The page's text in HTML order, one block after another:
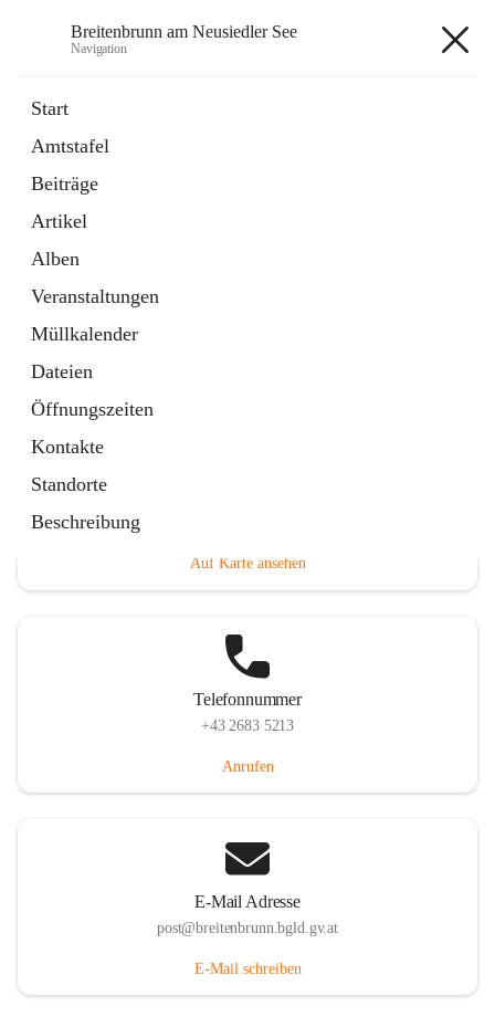
Breitenbrunn am Neusiedler See
Navigation
Start
Amtstafel
Beiträge
Artikel
Alben
Veranstaltungen
Müllkalender
Dateien
Öffnungszeiten
Kontakte
Standorte
Beschreibung
18 Schnellzugriffe
Gemeindeservice
Auf Karte ansehen
Telefonnummer
+43 2683 5213
Anrufen
E-Mail Adresse
post@breitenbrunn.bgld.gv.at
E-Mail schreiben